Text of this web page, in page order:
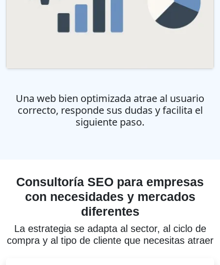
Una web bien optimizada atrae al usuario
correcto, responde sus dudas y facilita el
siguiente paso.
Consultoría SEO para empresas
con necesidades y mercados
diferentes
La estrategia se adapta al sector, al ciclo de
compra y al tipo de cliente que necesitas atraer